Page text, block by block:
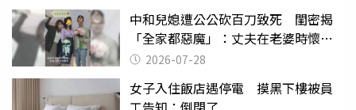
中和兒媳遭公公砍百刀致死 閨密揭
「全家都惡魔」：丈夫在老婆時懷孕
摔東西
2026-07-28
女子入住飯店遇停電 摸黑下樓被員